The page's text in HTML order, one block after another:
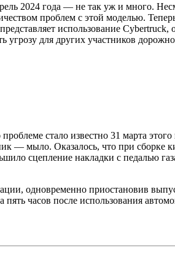
2024 года — не так уж и много.
проблем с этой моделью.
использование Cybertruck,
угрозу для других участников
стало известно 31 марта этого
— мыло. Оказалось, что при сборке
сцепление накладки с педалью
одновременно приостановив
часов после использования